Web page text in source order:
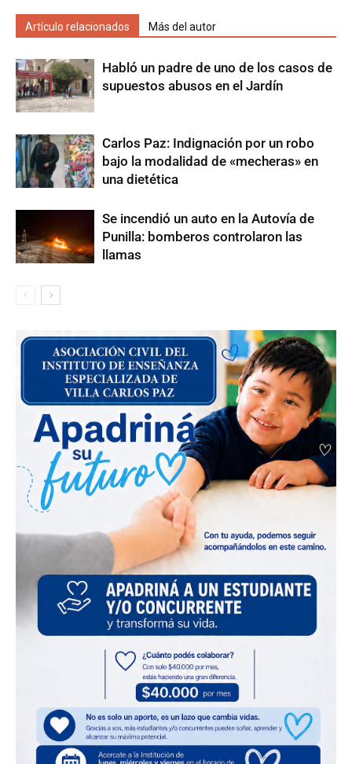
Artículo relacionados Más del autor
Habló un padre de uno de los casos de
supuestos abusos en el Jardín
Carlos Paz: Indignación por un robo
bajo la modalidad de «mecheras» en
una dietética
Se incendió un auto en la Autovía de
Punilla: bomberos controlaron las
llamas